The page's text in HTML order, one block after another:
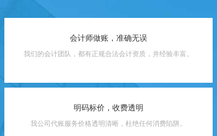
会计师做账，准确无误
我们的会计团队，都有正规合法会计资质，并经验丰富。
明码标价，收费透明
我公司代账服务价格透明清晰，杜绝任何消费陷阱。